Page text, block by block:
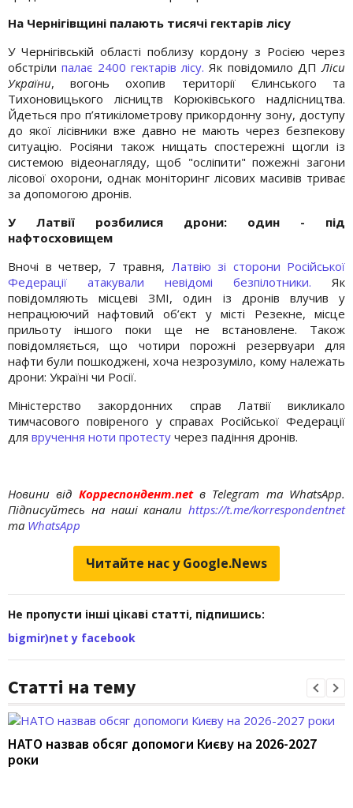
На Чернігівщині палають тисячі гектарів лісу
У Чернігівській області поблизу кордону з Росією через
обстрілипалає 2400 гектарів лісу. Як повідомило ДП Ліси
України, вогонь охопив території Єлинського та
Тихоновицького лісництв Корюківського надлісництва.
Йдеться про п’ятикілометрову прикордонну зону, доступу
до якої лісівники вже давно не мають через безпекову
ситуацію. Росіяни також нищать спостережні щогли із
системою відеонагляду, щоб "осліпити" пожежні загони
лісової охорони, однак моніторинг лісових масивів триває
за допомогою дронів.
У Латвії розбилися дрони: один - під
нафтосховищем
Вночі в четвер, 7 травня, Латвію зі сторони Російської
Федерації атакували невідомі безпілотники. Як
повідомляють місцеві ЗМІ, один із дронів влучив у
непрацюючий нафтовий об’єкт у місті Резекне, місце
прильоту іншого поки ще не встановлене. Також
повідомляється, що чотири порожні резервуари для
нафти були пошкоджені, хоча незрозуміло, кому належать
дрони: Україні чи Росії.
Міністерство закордонних справ Латвії викликало
тимчасового повіреного у справах Російської Федерації
для вручення ноти протесту через падіння дронів.
Новини від Корреспондент.netв Telegram та WhatsApp.
Підписуйтесь на наші канали https://t.me/korrespondentnet
та WhatsApp
Читайте нас у Google.News
Не пропусти інші цікаві статті, підпишись:
bigmir)net у facebook
Статті на тему
НАТО назвав обсяг допомоги Києву на 2026-2027
роки